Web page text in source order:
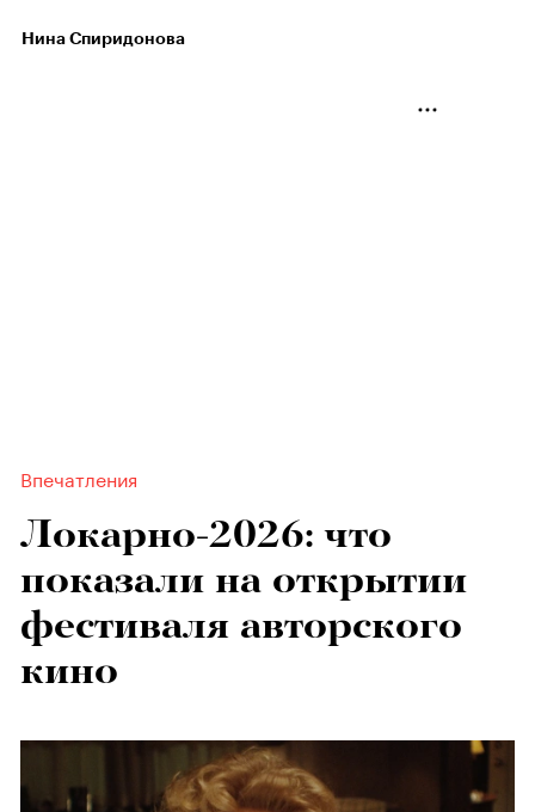
Нина Спиридонова
Впечатления
Локарно-2026: что
показали на открытии
фестиваля авторского
кино